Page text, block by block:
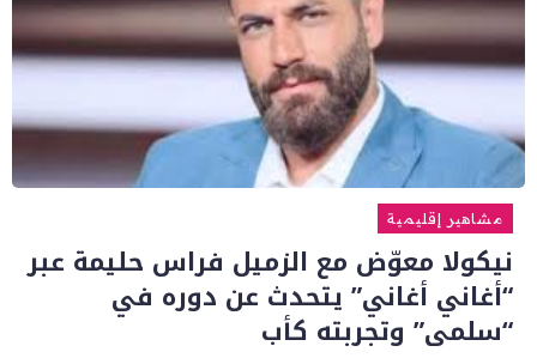
مشاهير إقليمية
نيكولا معوّض مع الزميل فراس حليمة عبر
“أغاني أغاني” يتحدث عن دوره في
“سلمى” وتجربته كأب